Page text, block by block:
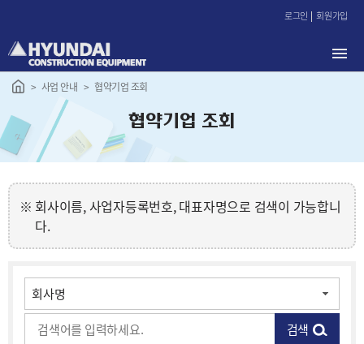
로
가
로그인 회원가입
사업 안내 협약기업 조회
협약기업 조회
회사이름, 사업자등록번호, 대표자명으로 검색이 가능합니
다.
검색